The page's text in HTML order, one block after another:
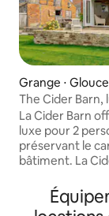
Grange ⋅
The Cider Barn,
belle vue.
La Cider Barn
luxe pour 2
préservant le
bâtiment. La
historique de
emplacement